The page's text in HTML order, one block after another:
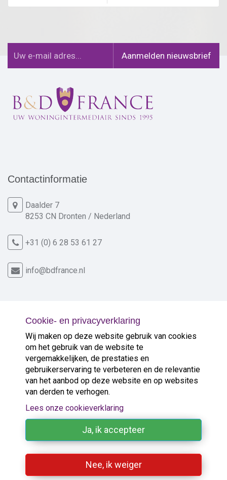
Cookie- en privacyverklaring
Wij maken op deze website gebruik van cookies
om het gebruik van de website te
vergemakkelijken, de prestaties en
gebruikerservaring te verbeteren en de relevantie
van het aanbod op deze website en op websites
van derden te verhogen.
Lees onze cookieverklaring
Ja, ik accepteer
Nee, ik weiger
Contactinformatie
Daalder 7
8253 CN Dronten / Nederland
+31 (0) 6 28 53 61 27
info@bdfrance.nl
Nieuw in de verkoop
Gelegen op heuvel met schitterende ...
Op 5 minuten van grotere ...
©